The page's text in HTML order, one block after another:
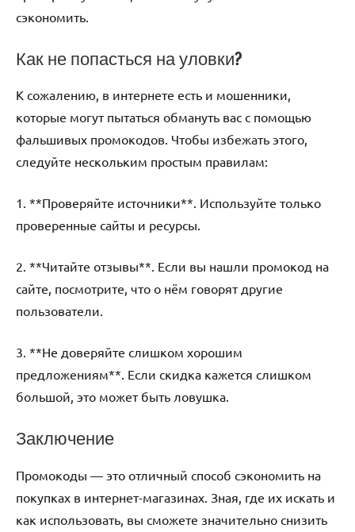
сэкономить.
Как не попасться на уловки?
К сожалению, в интернете есть и мошенники,
которые могут пытаться обмануть вас с помощью
фальшивых промокодов. Чтобы избежать этого,
следуйте нескольким простым правилам:
1. **Проверяйте источники**. Используйте только
проверенные сайты и ресурсы.
2. **Читайте отзывы**. Если вы нашли промокод на
сайте, посмотрите, что о нём говорят другие
пользователи.
3. **Не доверяйте слишком хорошим
предложениям**. Если скидка кажется слишком
большой, это может быть ловушка.
Заключение
Промокоды — это отличный способ сэкономить на
покупках в интернет-магазинах. Зная, где их искать и
как использовать, вы сможете значительно снизить